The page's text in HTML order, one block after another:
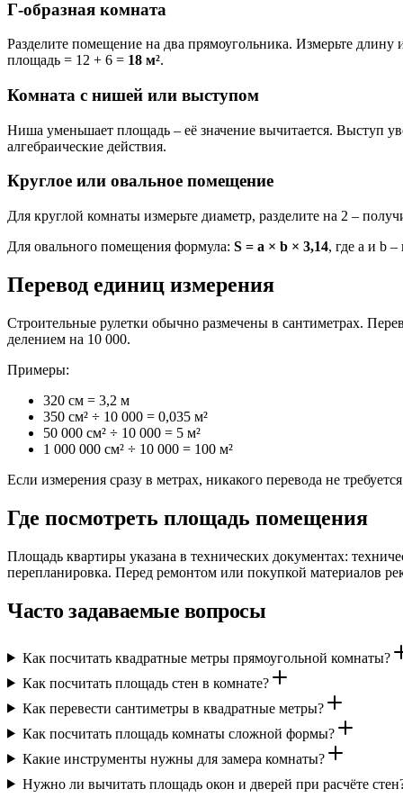
Г-образная комната
Разделите помещение на два прямоугольника. Измерьте
площадь = 12 + 6 = 18 м².
Комната с нишей или выступом
Ниша уменьшает площадь – её значение вычитается. Выступ
алгебраические действия.
Круглое или овальное помещение
Для круглой комнаты измерьте диаметр, разделите на 2 –
Для овального помещения формула: S = a × b × 3,14, где a и b
Перевод единиц измерения
Строительные рулетки обычно размечены в сантиметрах.
делением на 10 000.
Примеры:
320 см = 3,2 м
350 см² ÷ 10 000 = 0,035 м²
50 000 см² ÷ 10 000 = 5 м²
1 000 000 см² ÷ 10 000 = 100 м²
Если измерения сразу в метрах, никакого перевода не
Где посмотреть площадь помещения
Площадь квартиры указана в технических документах:
перепланировка. Перед ремонтом или покупкой материалов
Часто задаваемые вопросы
Как посчитать квадратные метры прямоугольной комнаты?
Как посчитать площадь стен в комнате?
Как перевести сантиметры в квадратные метры?
Как посчитать площадь комнаты сложной формы?
Какие инструменты нужны для замера комнаты?
Нужно ли вычитать площадь окон и дверей при расчёте